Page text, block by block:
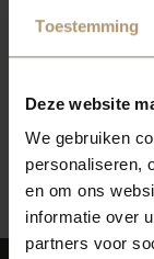
Toestemming
Deze website
We gebruiken
personaliseren,
en om ons
informatie over
partners voor
Geen producten
Terug naar